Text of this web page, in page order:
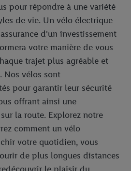
pour répondre à une variété
de vie. Un vélo électrique
d'un investissement
votre manière de vous
trajet plus agréable et
Nos vélos sont
pour garantir leur sécurité
offrant ainsi une
la route. Explorez notre
comment un vélo
votre quotidien, vous
de plus longues distances